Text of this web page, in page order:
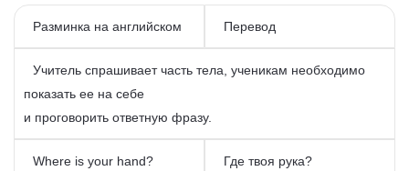
Разминка на английском Перевод
Учитель спрашивает часть тела, ученикам необходимо
показать ее на себе
и проговорить ответную фразу.
Where is your hand?
Где твоя рука?